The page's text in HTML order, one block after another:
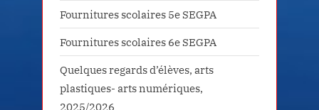
Fournitures scolaires 5e SEGPA
Fournitures scolaires 6e SEGPA
Quelques regards d’élèves, arts
plastiques- arts numériques,
2025/2026